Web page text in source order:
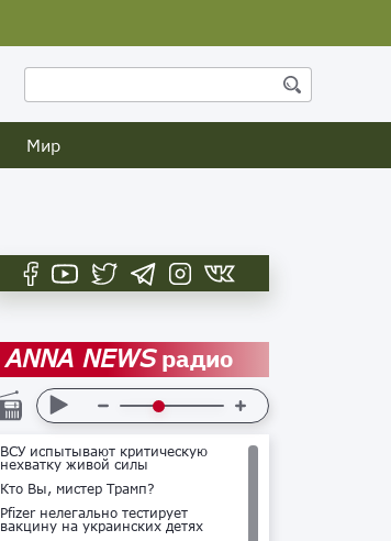
Мир
ANNA NEWSрадио
ВСУ испытывают критическую
нехватку живой силы
Кто Вы, мистер Трамп?
Pfizer нелегально тестирует
вакцину на украинских детях